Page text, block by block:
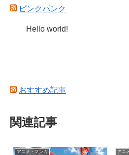
ピンクパンク
Hello world!
おすすめ記事
関連記事
アニメ・マンガ アニ